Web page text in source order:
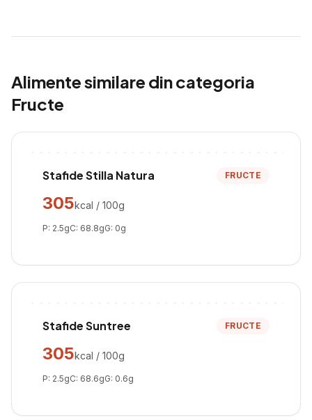
Alimente similare din categoria
Fructe
Stafide Stilla Natura FRUCTE
305kcal / 100g
P: 2.5gC: 68.8gG: 0g
Stafide Suntree FRUCTE
305kcal / 100g
P: 2.5gC: 68.6gG: 0.6g